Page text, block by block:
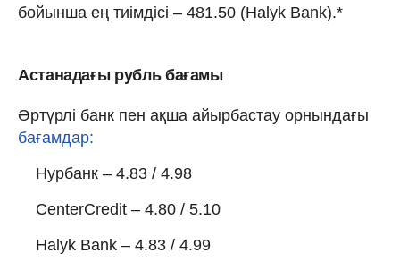
бойынша ең тиімдісі – 481.50 (Halyk Bank).*
Астанадағы рубль бағамы
Әртүрлі банк пен ақша айырбастау орнындағы
бағамдар:
Нурбанк – 4.83 / 4.98
CenterCredit – 4.80 / 5.10
Halyk Bank – 4.83 / 4.99